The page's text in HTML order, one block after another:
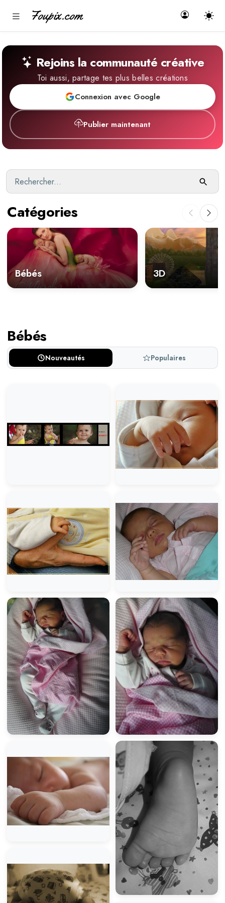
Foupix.com
Rejoins la communauté créative
Toi aussi, partage tes plus belles créations
Connexion avec Google
Publier maintenant
Catégories
Bébés 3D
Bébés
Nouveautés Populaires